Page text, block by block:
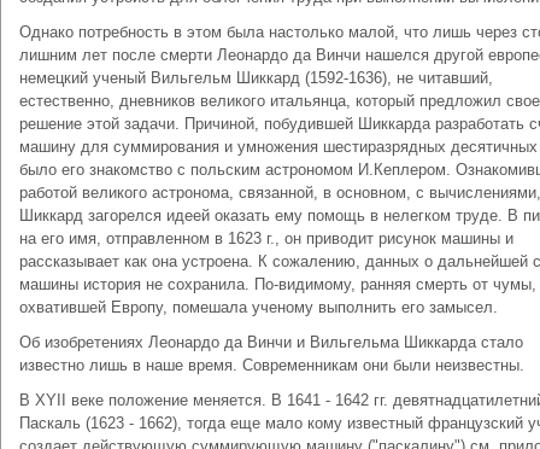
Однако потребность в этом была настолько малой, что лишь через
лишним лет после смерти Леонардо да Винчи нашелся другой
немецкий ученый Вильгельм Шиккард (1592-1636), не читавший,
естественно, дневников великого итальянца, который предложил свое
решение этой задачи. Причиной, побудившей Шиккарда разработать
машину для суммирования и умножения шестиразрядных
было его знакомство с польским астрономом И.Кеплером.
работой великого астронома, связанной, в основном, с вычислениями,
Шиккард загорелся идеей оказать ему помощь в нелегком труде. В
на его имя, отправленном в 1623 г., он приводит рисунок машины и
рассказывает как она устроена. К сожалению, данных о дальнейшей
машины история не сохранила. По-видимому, ранняя смерть от чумы,
охватившей Европу, помешала ученому выполнить его замысел.
Об изобретениях Леонардо да Винчи и Вильгельма Шиккарда стало
известно лишь в наше время. Современникам они были неизвестны.
В XYII веке положение меняется. В 1641 - 1642 гг.
Паскаль (1623 - 1662), тогда еще мало кому известный французский